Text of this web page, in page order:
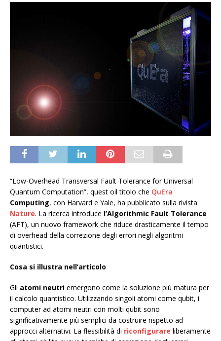
“Low-Overhead Transversal Fault Tolerance for Universal
Quantum Computation”, quest oil titolo che QuEra
Computing, con Harvard e Yale, ha pubblicato sulla rivista
Nature. La ricerca introduce l’Algorithmic Fault Tolerance
(AFT), un nuovo framework che riduce drasticamente il tempo
di overhead della correzione degli errori negli algoritmi
quantistici.
Cosa si illustra nell’articolo
Gli atomi neutri emergono come la soluzione più matura per
il calcolo quantistico. Utilizzando singoli atomi come qubit, i
computer ad atomi neutri con molti qubit sono
significativamente più semplici da costruire rispetto ad
approcci alternativi. La flessibilità di riconfigurare liberamente